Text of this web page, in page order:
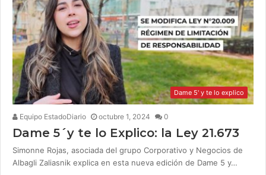
Dame 5' y te lo explico
Equipo EstadoDiario octubre 1, 2024 0
Dame 5´y te lo Explico: la Ley 21.673
Simonne Rojas, asociada del grupo Corporativo y Negocios de
Albagli Zaliasnik explica en esta nueva edición de Dame 5 y…